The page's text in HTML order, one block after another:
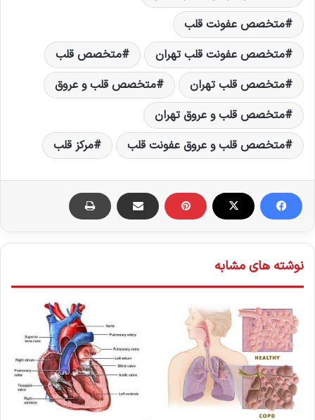
متخصص عفونت قلب
متخصص عفونت قلب تهران
متخصص قلب
متخصص قلب تهران
متخصص قلب و عروق
متخصص قلب و عروق تهران
متخصص قلب و عروق عفونت قلب
مرکز قلب
نوشته های مشابه